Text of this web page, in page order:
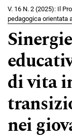
V. 16 N. 2 (2025): Il
pedagogica orientata
di vita
nei